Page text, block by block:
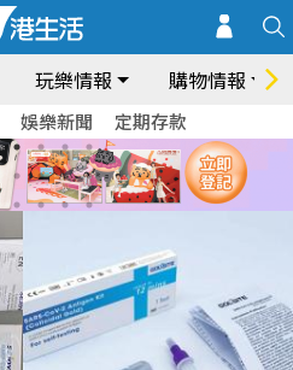
玩樂情報 購物情報
娛樂新聞 定期存款